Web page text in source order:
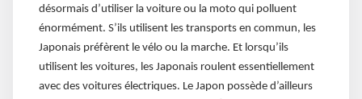
désormais d’utiliser la voiture ou la moto qui polluent
énormément. S’ils utilisent les transports en commun, les
Japonais préfèrent le vélo ou la marche. Et lorsqu’ils
utilisent les voitures, les Japonais roulent essentiellement
avec des voitures électriques. Le Japon possède d’ailleurs